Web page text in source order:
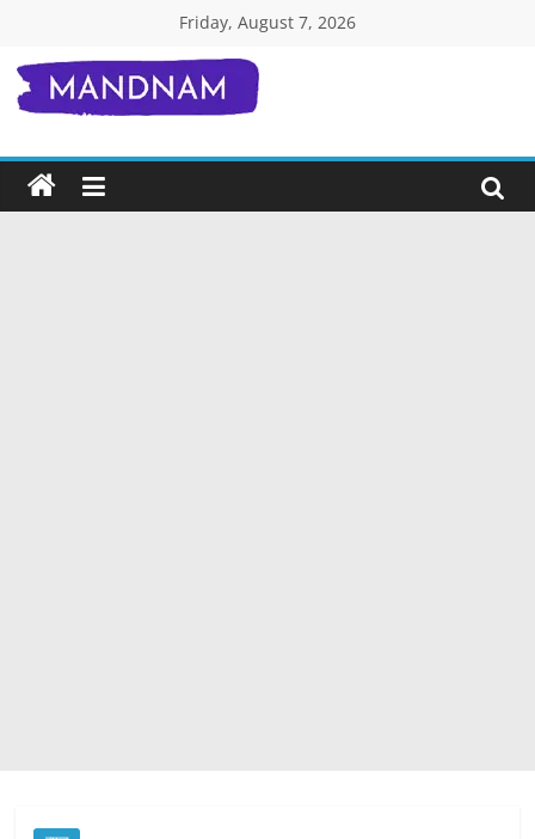
content
Friday, August 7, 2026
Mandnam.com
जाने
एक-